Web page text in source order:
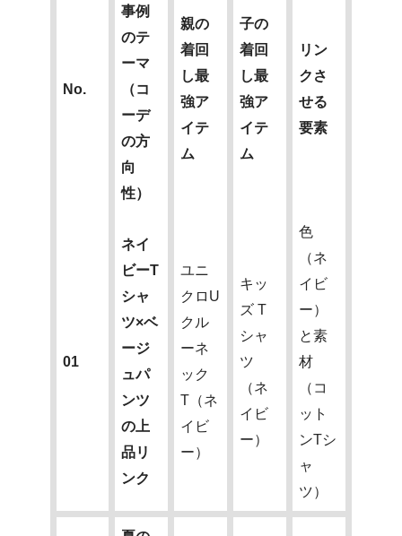
No.
事例
のテ
ーマ
（コ
ーデ
の方
向
性）
親の
着回
し最
強ア
イテ
ム
子の
着回
し最
強ア
イテ
ム
リン
クさ
せる
要素
01
ネイ
ビーT
シャ
ツ×ベ
ージ
ュパ
ンツ
の上
品リ
ンク
ユニ
クロU
クル
ーネ
ック
T（ネ
イビ
ー）
キッ
ズ T
シャ
ツ
（ネ
イビ
ー）
色
（ネ
イビ
ー）
と素
材
（コ
ット
ンTシ
ャ
ツ）